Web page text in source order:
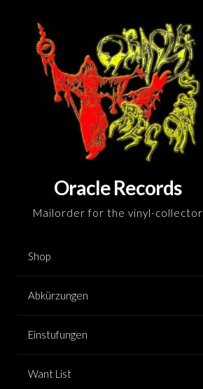
content
Oracle Records
Mailorder for the vinyl-collector
Shop
Abkürzungen
Einstufungen
Want List